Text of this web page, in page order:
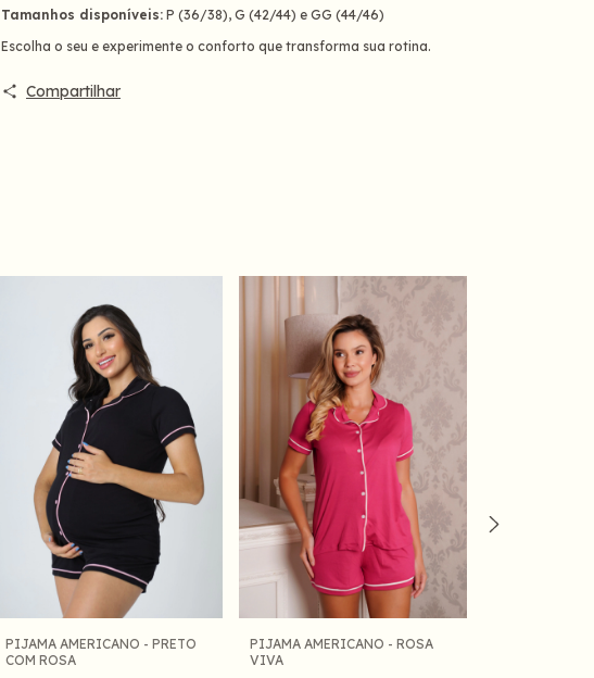
Tamanhos disponíveis: P (36/38), G (42/44) e GG (44/46)
Escolha o seu e experimente o conforto que transforma sua rotina.
Compartilhar
PIJAMA AMERICANO - PRETO
COM ROSA
PIJAMA AMERICANO - ROSA
VIVA